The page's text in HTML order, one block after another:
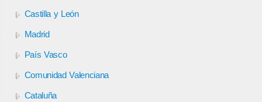
Castilla y León
Madrid
País Vasco
Comunidad Valenciana
Cataluña